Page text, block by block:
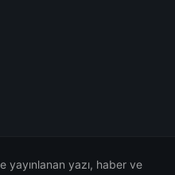
yayınlanan yazı, haber ve